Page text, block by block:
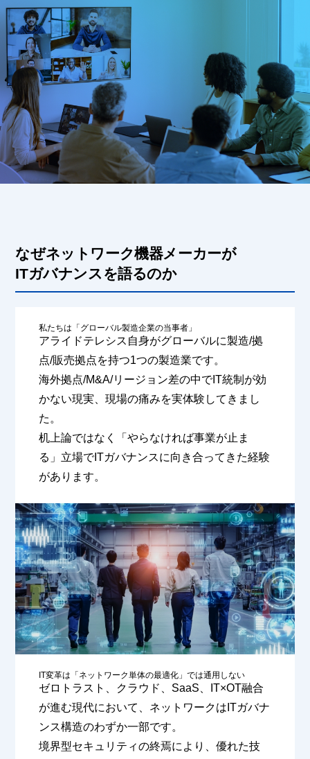
なぜネットワーク機器メーカーが
ITガバナンスを語るのか
私たちは「グローバル製造企業の当事者」
アライドテレシス⾃⾝がグローバルに製造/拠
点/販売拠点を持つ1つの製造業です。
海外拠点/M&A/リージョン差の中でIT統制が効
かない現実、現場の痛みを実体験してきまし
た。
机上論ではなく「やらなければ事業が⽌ま
る」⽴場でITガバナンスに向き合ってきた経験
があります。
IT変革は「ネットワーク単体の最適化」では通用しない
ゼロトラスト、クラウド、SaaS、IT×OT融合
が進む現代において、ネットワークはITガバナ
ンス構造のわずか一部です。
境界型セキュリティの終焉により、優れた技